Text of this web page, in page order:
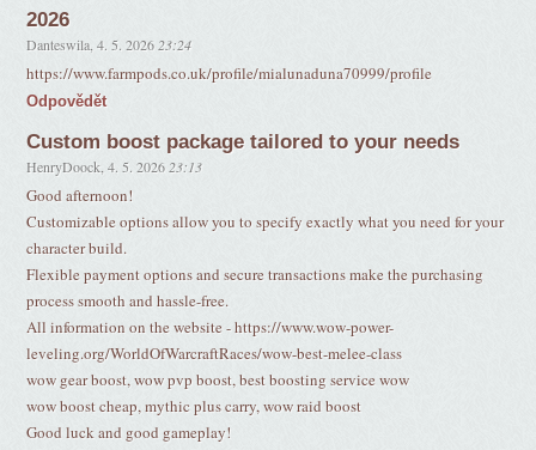
2026
Danteswila ,4. 5. 2026 23:24
https://www.farmpods.co.uk/profile/mialunaduna70999/profile
Odpovědět
Custom boost package tailored to your needs
HenryDoock ,4. 5. 2026 23:13
Good afternoon!
Customizable options allow you to specify exactly what you need for your
character build.
Flexible payment options and secure transactions make the purchasing
process smooth and hassle-free.
All information on the website - https://www.wow-power-
leveling.org/WorldOfWarcraftRaces/wow-best-melee-class
wow gear boost, wow pvp boost, best boosting service wow
wow boost cheap, mythic plus carry, wow raid boost
Good luck and good gameplay!